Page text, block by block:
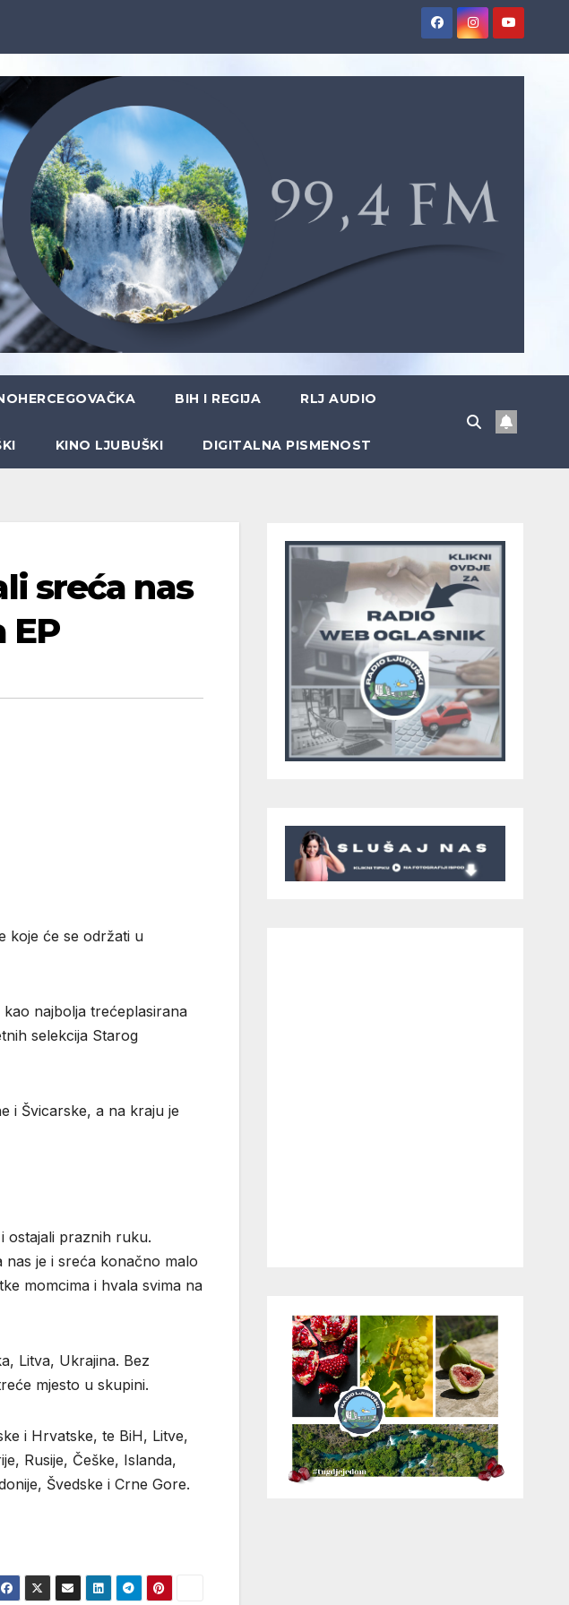
BIH I REGIJA RLJ AUDIO
KINO LJUBUŠKI DIGITALNA PISMENOST
sreća nas
EP
koje će se održati u
najbolja trećeplasirana
selekcija Starog
i Švicarske, a na kraju je
ostajali praznih ruku.
nas je i sreća konačno malo
momcima i hvala svima na
Litva, Ukrajina. Bez
mjesto u skupini.
i Hrvatske, te BiH, Litve,
Rusije, Češke, Islanda,
Švedske i Crne Gore.